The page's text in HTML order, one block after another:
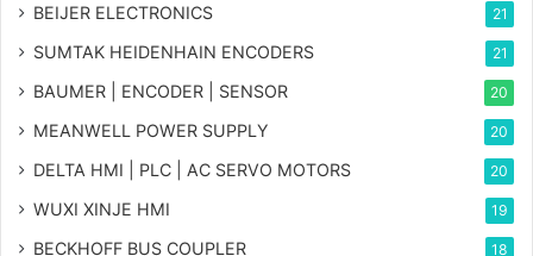
BEIJER ELECTRONICS 21
SUMTAK HEIDENHAIN ENCODERS 21
BAUMER | ENCODER | SENSOR 20
MEANWELL POWER SUPPLY 20
DELTA HMI | PLC | AC SERVO MOTORS 20
WUXI XINJE HMI 19
BECKHOFF BUS COUPLER 18